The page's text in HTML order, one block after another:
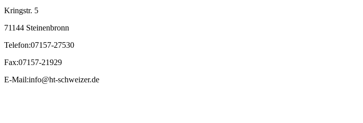
Kringstr. 5
71144 Steinenbronn
Telefon:07157-27530
Fax:07157-21929
E-Mail:info@ht-schweizer.de